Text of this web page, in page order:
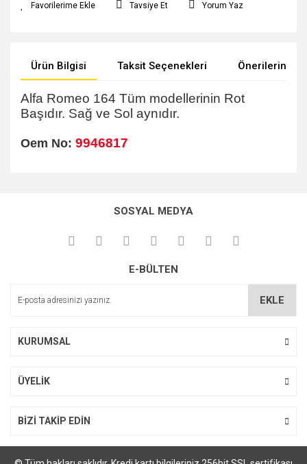
Tavsiye Et Yorum Yaz
Ürün Bilgisi Taksit Seçenekleri Önerileriniz
Alfa Romeo 164 Tüm modellerinin Rot
Başıdır. Sağ ve Sol aynıdır.
Oem No: 9946817
kullanarak tarafımıza iletebilirsiniz.
Görüş ve önerileriniz için teşekkür ederiz.
Ürün açıklamasında eksik bilgiler bulunuyor.
SOSYAL MEDYA
E-BÜLTEN
EKLE
KURUMSAL
ÜYELİK
BİZİ TAKİP EDİN